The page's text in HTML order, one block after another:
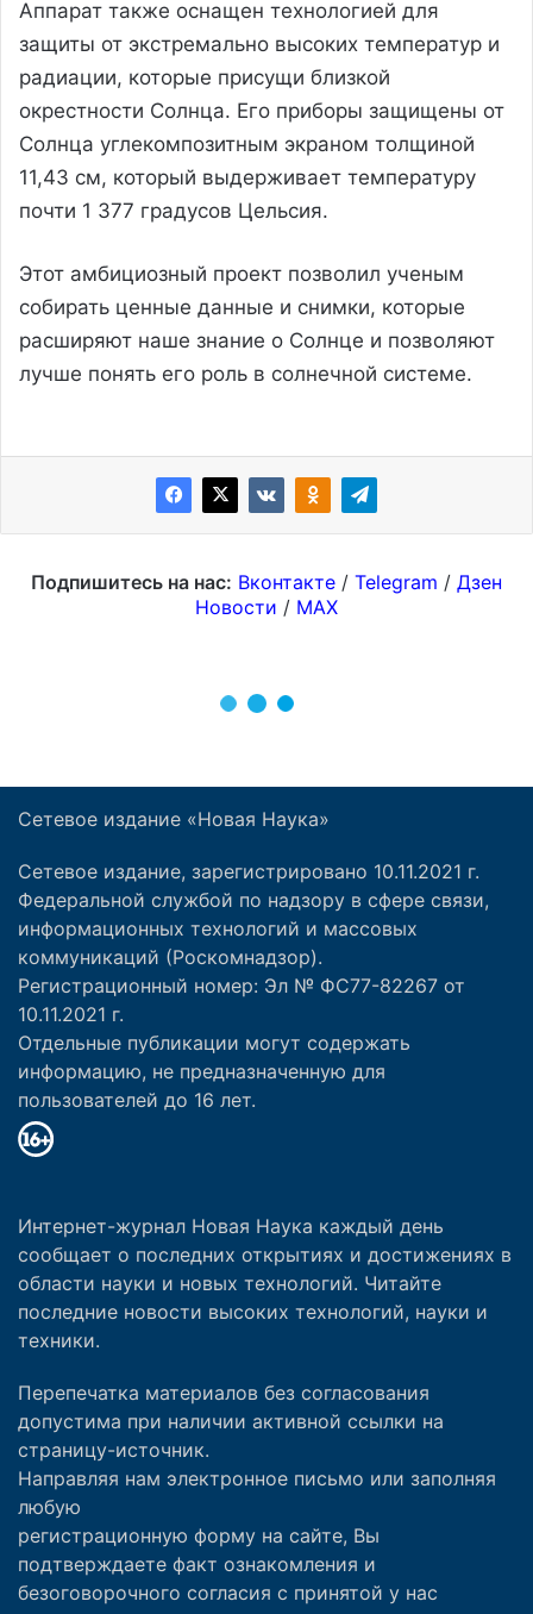
Сетевое издание «Новая Наука»
Сетевое издание, зарегистрировано 10.11.2021 г.
Федеральной службой по надзору в сфере связи,
информационных технологий и массовых
коммуникаций (Роскомнадзор).
Регистрационный номер: Эл № ФС77-82267 от
10.11.2021 г.
Отдельные публикации могут содержать
информацию, не предназначенную для
пользователей до 16 лет.
Интернет-журнал Новая Наука каждый день
сообщает о последних открытиях и достижениях в
области науки и новых технологий. Читайте
последние новости высоких технологий, науки и
техники.
Перепечатка материалов без согласования
допустима при наличии активной ссылки на
страницу-источник.
Направляя нам электронное письмо или заполняя
любую
регистрационную форму на сайте, Вы
подтверждаете факт ознакомления и
безоговорочного согласия с принятой у нас